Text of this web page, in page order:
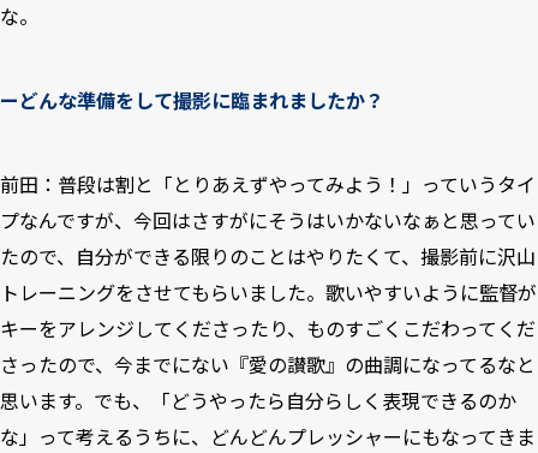
な。
ーどんな準備をして撮影に臨まれましたか？
前田：普段は割と「とりあえずやってみよう！」っていうタイ
プなんですが、今回はさすがにそうはいかないなぁと思ってい
たので、自分ができる限りのことはやりたくて、撮影前に沢山
トレーニングをさせてもらいました。歌いやすいように監督が
キーをアレンジしてくださったり、ものすごくこだわってくだ
さったので、今までにない『愛の讃歌』の曲調になってるなと
思います。でも、「どうやったら自分らしく表現できるのか
な」って考えるうちに、どんどんプレッシャーにもなってきま